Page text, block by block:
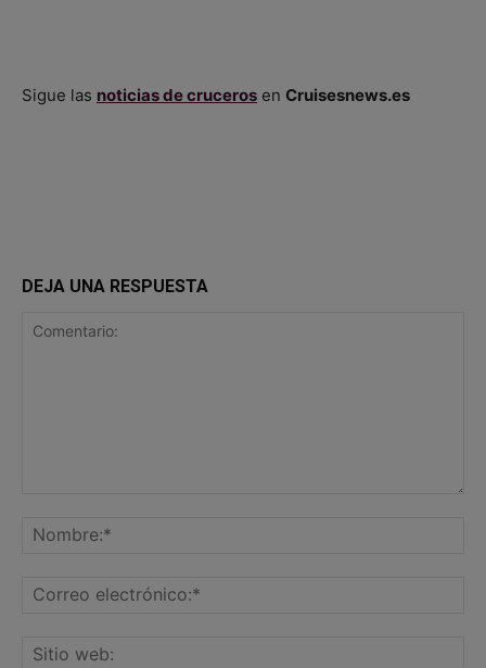
Sigue las noticias de cruceros en Cruisesnews.es
DEJA UNA RESPUESTA